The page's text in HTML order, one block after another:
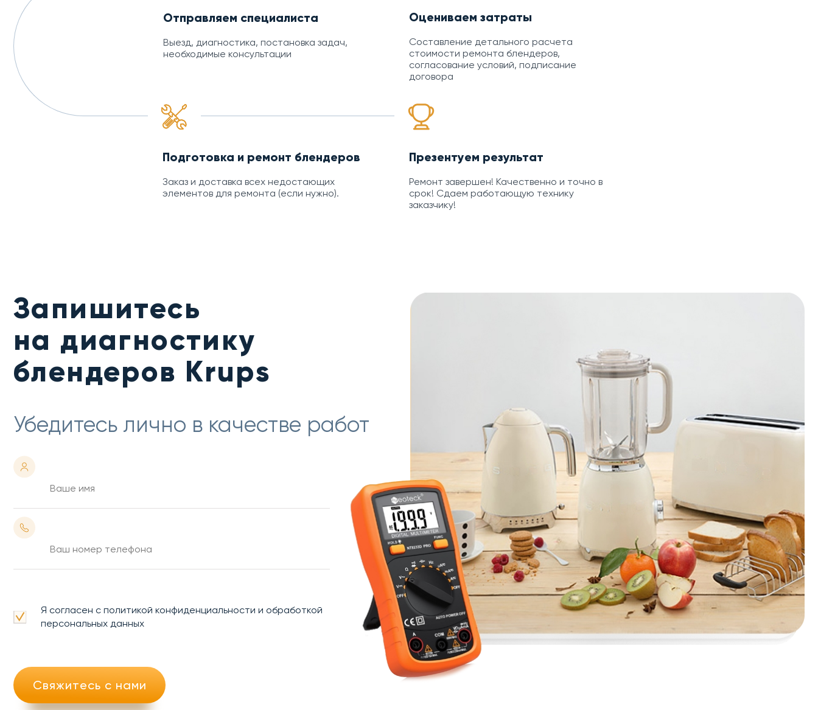
Отправляем специалиста
Выезд, диагностика, постановка задач,
необходимые консультации
Оцениваем затраты
Составление детального расчета
стоимости ремонта блендеров,
согласование условий, подписание
договора
Подготовка и ремонт блендеров
Заказ и доставка всех недостающих
элементов для ремонта (если нужно).
Презентуем результат
Ремонт завершен! Качественно и точно в
срок! Сдаем работающую технику
заказчику!
Запишитесь
на диагностику
блендеров Krups
Убедитесь лично в качестве работ
Я согласен с политикой конфиденциальности и обработкой
персональных данных
Свяжитесь с нами